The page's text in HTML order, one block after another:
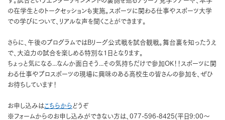
の在学生とのトークセッションも実施。スポーツに関わる仕事やスポーツ大学
での学びについて、リアルな声を聞くことができます。
さらに、午後のプログラムではBリーグ公式戦を試合観戦。舞台裏を知ったうえ
で、大迫力の試合を楽しめる特別な1日となります。
ちょっと気になる...なんか面白そう...その気持ちだけで参加OK！！スポーツに関
わる仕事やプロスポーツの現場に興味のある高校生の皆さんの参加を、ぜひ
お待ちしています！
お申し込みはこちらからどうぞ
※フォームからのお申し込みができない方は、077-596-8425(平日9:00～